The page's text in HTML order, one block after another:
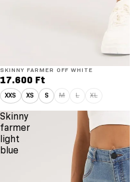
SKINNY FARMER OFF WHITE
17.600 Ft
XXS XS S M L XL
Skinny
farmer
light
blue